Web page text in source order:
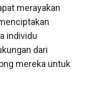
merayakan
individu
dari
mereka untuk